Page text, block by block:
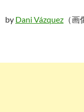
by Dani Vázquez （